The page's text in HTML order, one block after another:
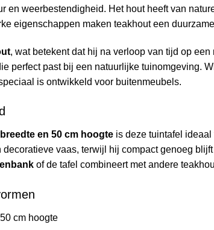
en weerbestendigheid. Het hout heeft van
eigenschappen maken teakhout een
, wat betekent dat hij na verloop van tijd op
perfect past bij een natuurlijke tuinomgeving.
is ontwikkeld voor buitenmeubels.
en 50 cm hoogte is deze tuintafel
vaas, terwijl hij compact genoeg
of de tafel combineert met andere
cm hoogte